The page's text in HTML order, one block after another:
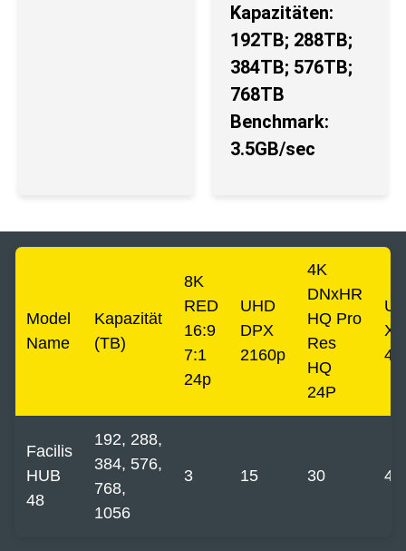
Kapazitäten:
192TB; 288TB;
384TB; 576TB;
768TB
Benchmark:
3.5GB/sec
Model
Name
Kapazität
(TB)
8K
RED
16:9
7:1
24p
UHD
DPX
2160p
4K
DNxHR
HQ Pro
Res
HQ
24P
Facilis
HUB
48
192, 288,
384, 576,
768,
1056
3 15 30 42